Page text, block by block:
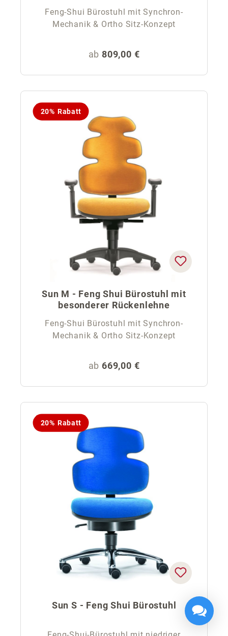
Feng-Shui Bürostuhl mit Synchron-
Mechanik & Ortho Sitz-Konzept
Regulärer Preis:
ab 809,00 €
20% Rabatt
Sun M - Feng Shui Bürostuhl mit
besonderer Rückenlehne
Feng-Shui Bürostuhl mit Synchron-
Mechanik & Ortho Sitz-Konzept
Regulärer Preis:
ab 669,00 €
20% Rabatt
Sun S - Feng Shui Bürostuhl